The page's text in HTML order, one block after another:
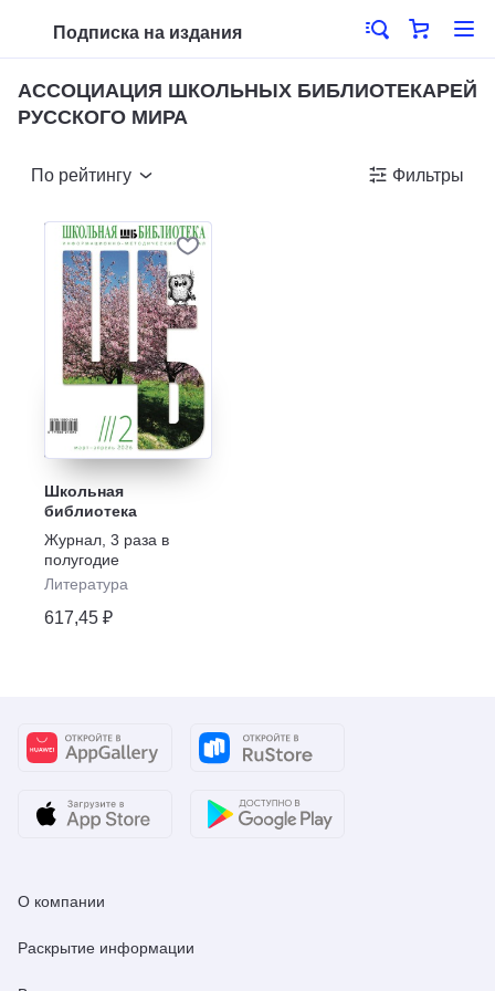
Подписка на издания
АССОЦИАЦИЯ ШКОЛЬНЫХ БИБЛИОТЕКАРЕЙ
РУССКОГО МИРА
По рейтингу Фильтры
Школьная
библиотека
Журнал 3 раза в
полугодие
Литература
617,45 ₽
О компании
Раскрытие информации